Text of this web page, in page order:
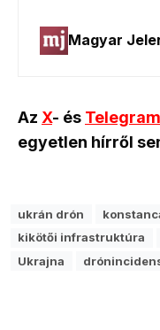
Az X- és Telegram
egyetlen hírről
ukrán drón
kikötői infrastruktúra
Ukrajna